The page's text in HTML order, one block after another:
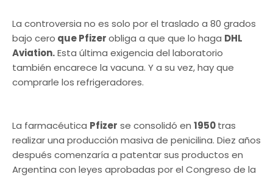
La controversia no es solo por el traslado a 80 grados
bajo cero que Pfizerobliga a que que lo haga DHL
Aviation.Esta última exigencia del laboratorio
también encarece la vacuna. Y a su vez, hay que
comprarle los refrigeradores.
La farmacéutica Pfizer se consolidó en 1950tras
realizar una producción masiva de penicilina. Diez años
después comenzaría a patentar sus productos en
Argentina con leyes aprobadas por el Congreso de la